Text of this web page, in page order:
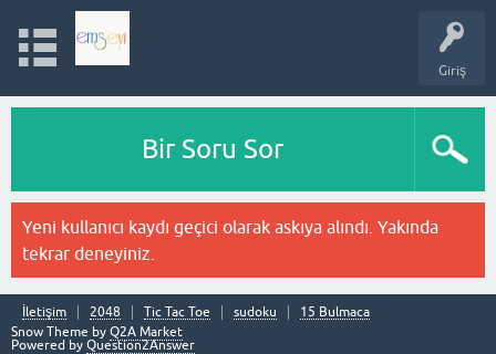
Giriş
Bir Soru Sor
Yeni kullanıcı kaydı geçici olarak askıya alındı. Yakında
tekrar deneyiniz.
İletişim 2048 Tic Tac Toe sudoku
15 Bulmaca
Snow Theme by Q2A Market
Powered by Question2Answer